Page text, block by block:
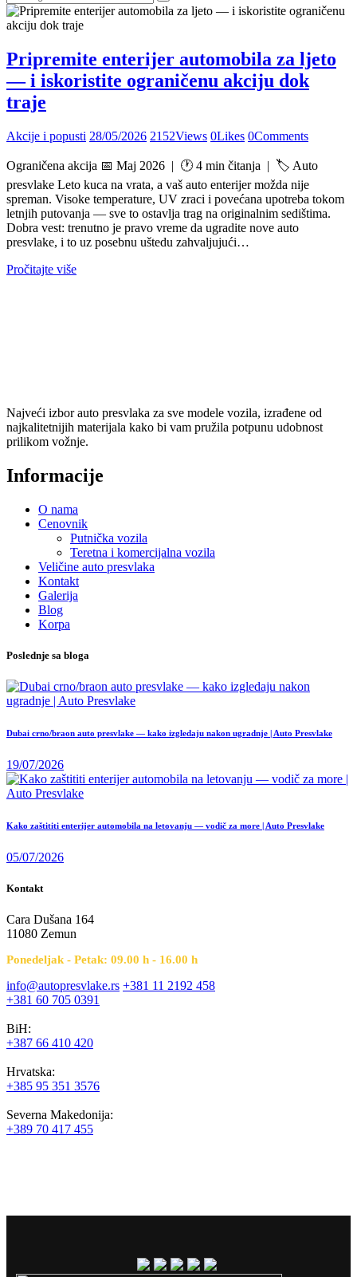
Pripremite enterijer automobila za ljeto
— i iskoristite ograničenu akciju dok
traje
Akcije i popusti 28/05/2026 2152Views 0Likes 0Comments
Ograničena akcija 📅 Maj 2026 | 🕐 4 min čitanja | 🏷 Auto
presvlake Leto kuca na vrata, a vaš auto enterijer možda nije
spreman. Visoke temperature, UV zraci i povećana upotreba tokom
letnjih putovanja — sve to ostavlja trag na originalnim sedištima.
Dobra vest: trenutno je pravo vreme da ugradite nove auto
presvlake, i to uz posebnu uštedu zahvaljujući…
Pročitajte više
Najveći izbor auto presvlaka za sve modele vozila, izrađene od
najkalitetnijih materijala kako bi vam pružila potpunu udobnost
prilikom vožnje.
Informacije
O nama
Cenovnik
Putnička vozila
Teretna i komercijalna vozila
Veličine auto presvlaka
Kontakt
Galerija
Blog
Korpa
Poslednje sa bloga
Dubai crno/braon auto presvlake — kako izgledaju nakon ugradnje | Auto Presvlake
19/07/2026
Kako zaštititi enterijer automobila na letovanju — vodič za more | Auto Presvlake
05/07/2026
Kontakt
Cara Dušana 164
11080 Zemun
Ponedeljak - Petak: 09.00 h - 16.00 h
info@autopresvlake.rs +381 11 2192 458
+381 60 705 0391
BiH:
+387 66 410 420
Hrvatska:
+385 95 351 3576
Severna Makedonija:
+389 70 417 455